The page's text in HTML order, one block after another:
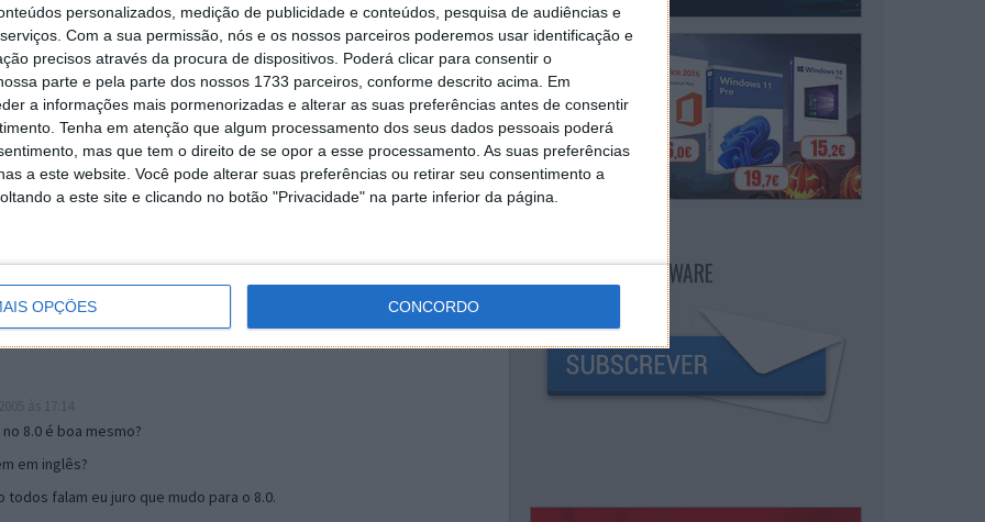
personalizados, medição de publicidade e conteúdos, pesquisa de audiências e
Com a sua permissão, nós e os nossos parceiros poderemos usar identificação e
precisos através da procura de dispositivos. Poderá clicar para consentir o
parte e pela parte dos nossos 1733 parceiros, conforme descrito acima. Em
a informações mais pormenorizadas e alterar as suas preferências antes de consentir
Tenha em atenção que algum processamento dos seus dados pessoais poderá
mas que tem o direito de se opor a esse processamento. As suas preferências
a este website. Você pode alterar suas preferências ou retirar seu consentimento a
a este site e clicando no botão "Privacidade" na parte inferior da página.
OPÇÕES CONCORDO
mail algum.
17:00
8.0 é boa mesmo?
em inglês?
falam eu juro que mudo para o 8.0.
NEWSLETTER PPLWARE